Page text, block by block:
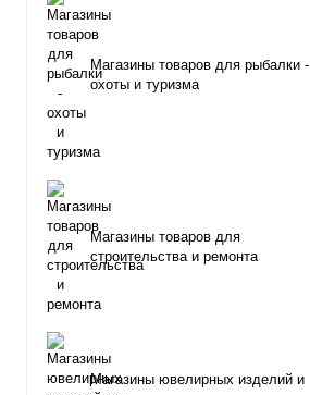
Магазины товаров для рыбалки -
охоты и туризма
Магазины товаров для
строительства и ремонта
Магазины ювелирных изделий и